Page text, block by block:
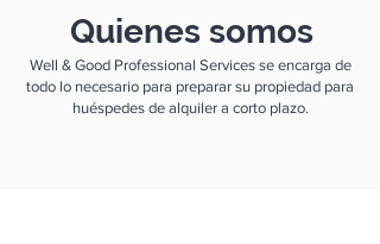
Quienes somos
Well & Good Professional Services se encarga de
todo lo necesario para preparar su propiedad para
huéspedes de alquiler a corto plazo.